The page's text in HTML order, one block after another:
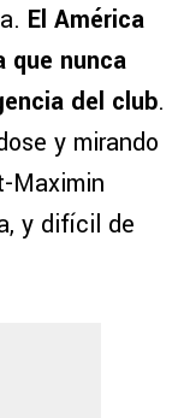
El América
que nunca
del club.
y mirando
Maximin
y difícil de